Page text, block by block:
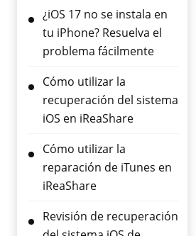
¿iOS 17 no se instala en
tu iPhone? Resuelva el
problema fácilmente
Cómo utilizar la
recuperación del sistema
iOS en iReaShare
Cómo utilizar la
reparación de iTunes en
iReaShare
Revisión de recuperación